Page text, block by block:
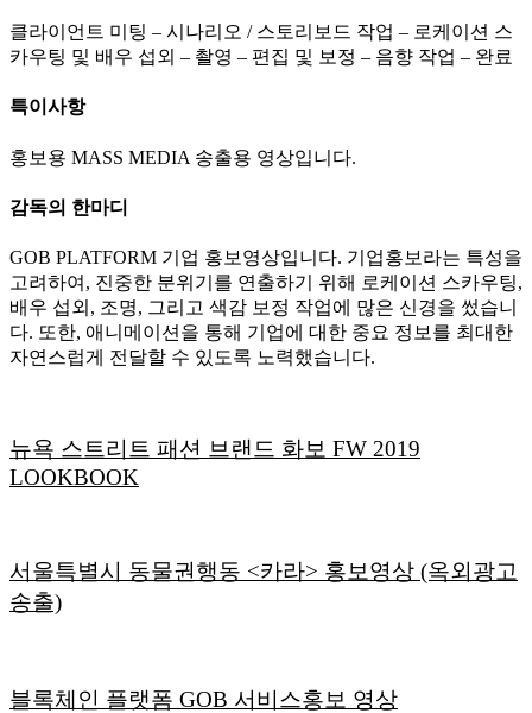
클라이언트 미팅 – 시나리오 / 스토리보드 작업 – 로케이션 스
카우팅 및 배우 섭외 – 촬영 – 편집 및 보정 – 음향 작업 – 완료
특이사항
홍보용 MASS MEDIA 송출용 영상입니다.
감독의 한마디
GOB PLATFORM 기업 홍보영상입니다. 기업홍보라는 특성을
고려하여, 진중한 분위기를 연출하기 위해 로케이션 스카우팅,
배우 섭외, 조명, 그리고 색감 보정 작업에 많은 신경을 썼습니
다. 또한, 애니메이션을 통해 기업에 대한 중요 정보를 최대한
자연스럽게 전달할 수 있도록 노력했습니다.
뉴욕 스트리트 패션 브랜드 화보 FW 2019
LOOKBOOK
서울특별시 동물권행동 <카라> 홍보영상 (옥외광고
송출)
블록체인 플랫폼 GOB 서비스홍보 영상